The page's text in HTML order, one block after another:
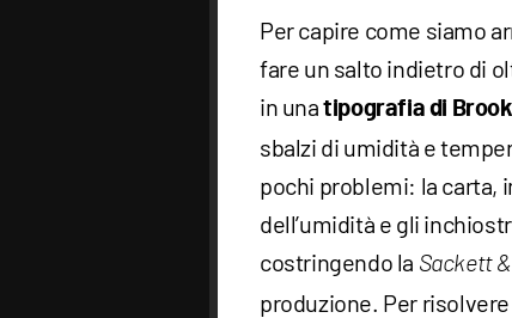
Per capire come siamo
fare un salto indietro di
in unatipografia di
sbalzi di umidità e
pochi problemi: la carta,
dell’umidità e gli
costringendo la Sackett
produzione. Per